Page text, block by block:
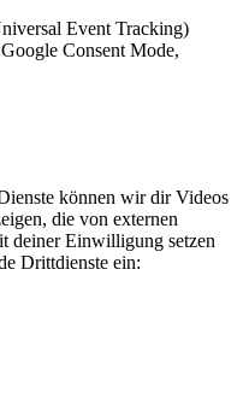
Event Tracking)
Consent Mode,
können wir dir Videos
die von externen
deiner Einwilligung setzen
Drittdienste ein: